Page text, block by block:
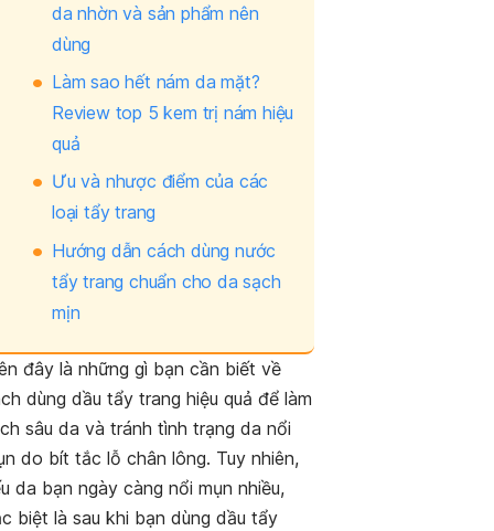
da nhờn và sản phẩm nên
dùng
Làm sao hết nám da mặt?
Review top 5 kem trị nám hiệu
quả
Ưu và nhược điểm của các
loại tẩy trang
Hướng dẫn cách dùng nước
tẩy trang chuẩn cho da sạch
mịn
đây là những gì bạn cần biết về
dùng dầu tẩy trang hiệu quả để làm
sâu da và tránh tình trạng da nổi
do bít tắc lỗ chân lông. Tuy nhiên,
da bạn ngày càng nổi mụn nhiều,
biệt là sau khi bạn dùng dầu tẩy